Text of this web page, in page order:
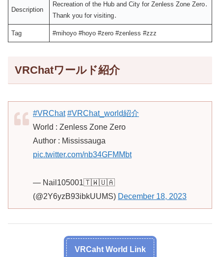
Description
Recreation of the Hub and City for Zenless Zone Zero․
Thank you for visiting․
Tag #mihoyo #hoyo #zero #zenless #zzz
VRChatワールド紹介
#VRChat #VRChat_world紹介
World : Zenless Zone Zero
Author : Mississauga
pic.twitter.com/nb34GFMMbt
— Nail105001🇹🇼🇺🇦
(@2Y6yzB93ibkUUMS) December 18, 2023
VRCaht World Link